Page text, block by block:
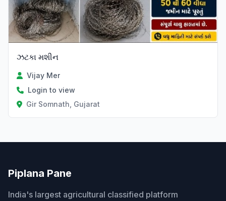
ઝટકા મશીન
Vijay Mer
Login to view
Gir Somnath, Gujarat
Piplana Pane
India's largest agricultural classified platform